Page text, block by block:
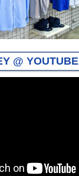
@ YOUTUBE